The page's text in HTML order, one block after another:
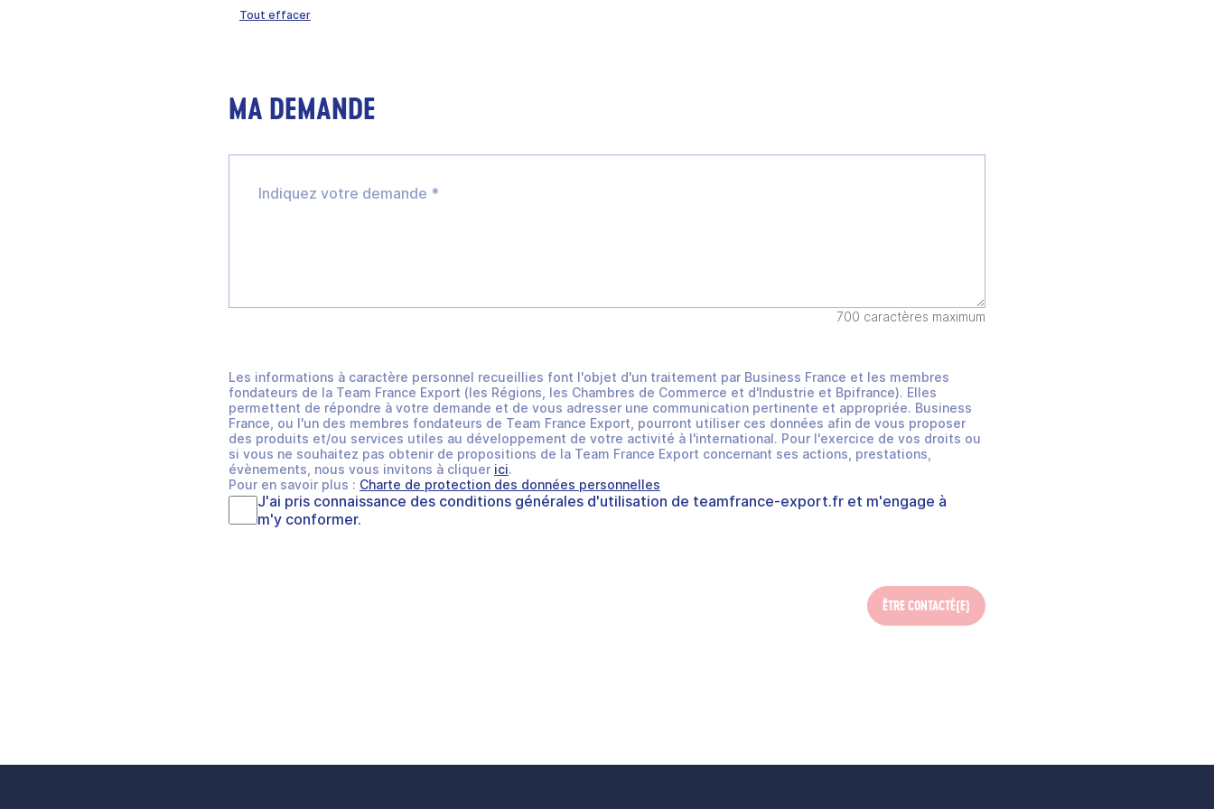
Tout effacer
MA DEMANDE
700 caractères maximum
Les informations à caractère personnel recueillies font l'objet d'un traitement par Business France et les membres
fondateurs de la Team France Export (les Régions, les Chambres de Commerce et d'Industrie et Bpifrance). Elles
permettent de répondre à votre demande et de vous adresser une communication pertinente et appropriée. Business
France, ou l'un des membres fondateurs de Team France Export, pourront utiliser ces données afin de vous proposer
des produits et/ou services utiles au développement de votre activité à l'international. Pour l'exercice de vos droits ou
si vous ne souhaitez pas obtenir de propositions de la Team France Export concernant ses actions, prestations,
évènements, nous vous invitons à cliquer ici.
Pour en savoir plus : Charte de protection des données personnelles
J'ai pris connaissance des conditions générales d'utilisation de teamfrance-export.fr et m'engage à
m'y conformer.
ÊTRE CONTACTÉ(E)